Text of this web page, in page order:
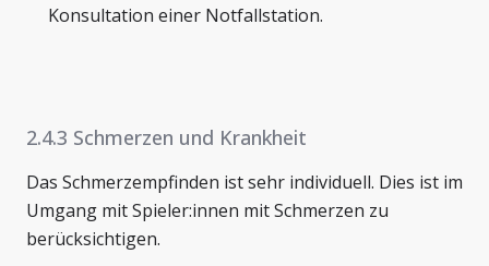
Konsultation einer Notfallstation.
2.4.3 Schmerzen und Krankheit
Das Schmerzempfinden ist sehr individuell. Dies ist im
Umgang mit Spieler:innen mit Schmerzen zu
berücksichtigen.